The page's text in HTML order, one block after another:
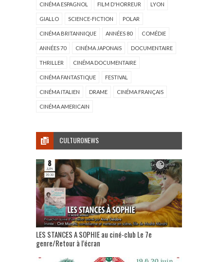
CINÉMA ESPAGNOL FILM D'HORREUR LYON
GIALLO SCIENCE-FICTION POLAR
CINÉMA BRITANNIQUE ANNÉES 80 COMÉDIE
ANNÉES 70 CINÉMA JAPONAIS DOCUMENTAIRE
THRILLER CINÉMA DOCUMENTAIRE
CINÉMA FANTASTIQUE FESTIVAL
CINÉMA ITALIEN DRAME CINÉMA FRANÇAIS
CINÉMA AMERICAIN
CULTURONEWS
LES STANCES A SOPHIE au ciné-club Le 7e
genre/Retour à l’écran